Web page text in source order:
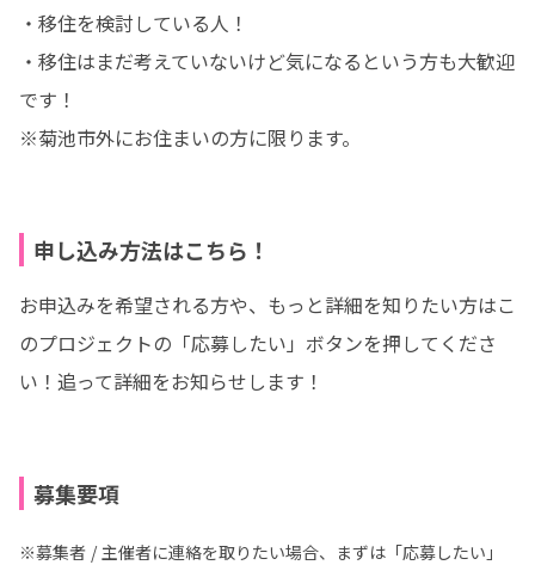
・移住を検討している人！
・移住はまだ考えていないけど気になるという方も大歓迎
です！
※菊池市外にお住まいの方に限ります。
申し込み方法はこちら！
お申込みを希望される方や、もっと詳細を知りたい方はこ
のプロジェクトの「応募したい」ボタンを押してくださ
い！追って詳細をお知らせします！
募集要項
※募集者 / 主催者に連絡を取りたい場合、まずは「応募したい」